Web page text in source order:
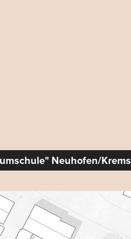
Neuhofen/Krems